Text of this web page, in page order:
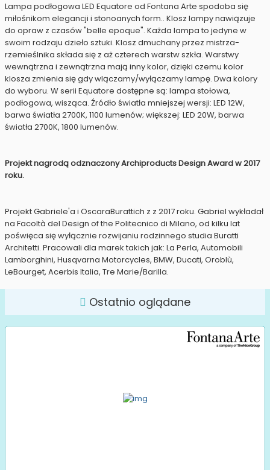
Lampa podłogowa LED Equatore od Fontana Arte spodoba się
miłośnikom elegancji i stonoanych form.. Klosz lampy nawiązuje
do opraw z czasów "belle epoque". Każda lampa to jedyne w
swoim rodzaju dzieło sztuki. Klosz dmuchany przez mistrza-
rzemieślnika składa się z aż czterech warstw szkła. Warstwy
wewnątrzna i zewnątrzna mają inny kolor, dzięki czemu kolor
klosza zmienia się gdy wlączamy/wyłączamy lampę. Dwa kolory
do wyboru. W serii Equatore dostępne są: lampa stołowa,
podłogowa, wisząca. Źródło światła mniejszej wersji: LED 12W,
barwa światła 2700K, 1100 lumenów; większej: LED 20W, barwa
światła 2700K, 1800 lumenów.
Projekt nagrodą odznaczony Archiproducts Design Award w 2017
roku.
Projekt Gabriele'a i OscaraBurattich z z 2017 roku. Gabriel wykładał
na Facoltà del Design of the Politecnico di Milano, od kilku lat
poświęca się wyłącznie rozwijaniu rodzinnego studia Buratti
Architetti. Pracowali dla marek takich jak: La Perla, Automobili
Lamborghini, Husqvarna Motorcycles, BMW, Ducati, Oroblù,
LeBourget, Acerbis Italia, Tre Marie/Barilla.
Ostatnio oglądane